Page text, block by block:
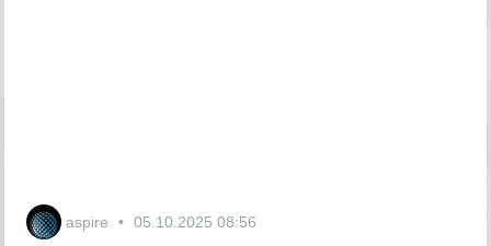
aspire 05.10.2025 08:56